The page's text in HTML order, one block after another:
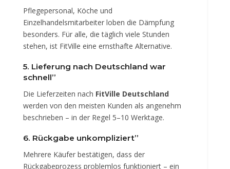
Pflegepersonal, Köche und
Einzelhandelsmitarbeiter loben die Dämpfung
besonders. Für alle, die täglich viele Stunden
stehen, ist FitVille eine ernsthafte Alternative.
5. Lieferung nach Deutschland war
schnell”
Die Lieferzeiten nach FitVille Deutschland
werden von den meisten Kunden als angenehm
beschrieben – in der Regel 5–10 Werktage.
6. Rückgabe unkompliziert”
Mehrere Käufer bestätigen, dass der
Rückgabeprozess problemlos funktioniert – ein